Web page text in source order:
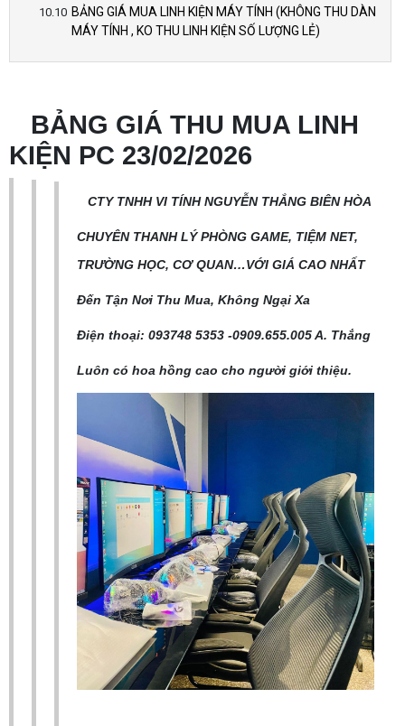
BẢNG GIÁ MUA LINH KIỆN MÁY TÍNH (KHÔNG THU DÀN
MÁY TÍNH , KO THU LINH KIỆN SỐ LƯỢNG LẺ)
BẢNG GIÁ THU MUA LINH
KIỆN PC 23/02/2026
CTY TNHH VI TÍNH NGUYỄN THẮNG BIÊN HÒA
CHUYÊN THANH LÝ PHÒNG GAME, TIỆM NET,
TRƯỜNG HỌC, CƠ QUAN…VỚI GIÁ CAO NHẤT
Đến Tận Nơi Thu Mua, Không Ngại Xa
Điện thoại: 093748 5353 -0909.655.005 A. Thắng
Luôn có hoa hồng cao cho người giới thiệu.